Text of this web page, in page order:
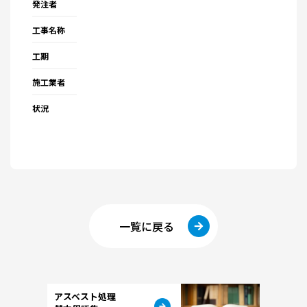
発注者
工事名称
工期
施工業者
状況
一覧に戻る
アスベスト処理